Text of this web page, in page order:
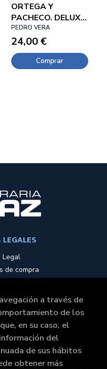
ORTEGA Y
PACHECO. DELUXE
02
PEDRO VERA
24,00 €
Comprar
Legal
de compra
cookies
a través de
de los
en su caso, el
del
de sus hábitos
obtener más